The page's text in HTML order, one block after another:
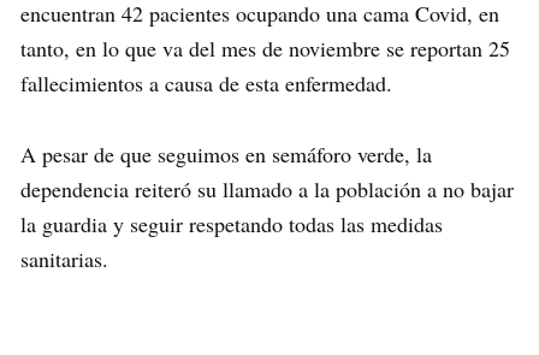
encuentran 42 pacientes ocupando una cama Covid, en
tanto, en lo que va del mes de noviembre se reportan 25
fallecimientos a causa de esta enfermedad.
A pesar de que seguimos en semáforo verde, la
dependencia reiteró su llamado a la población a no bajar
la guardia y seguir respetando todas las medidas
sanitarias.